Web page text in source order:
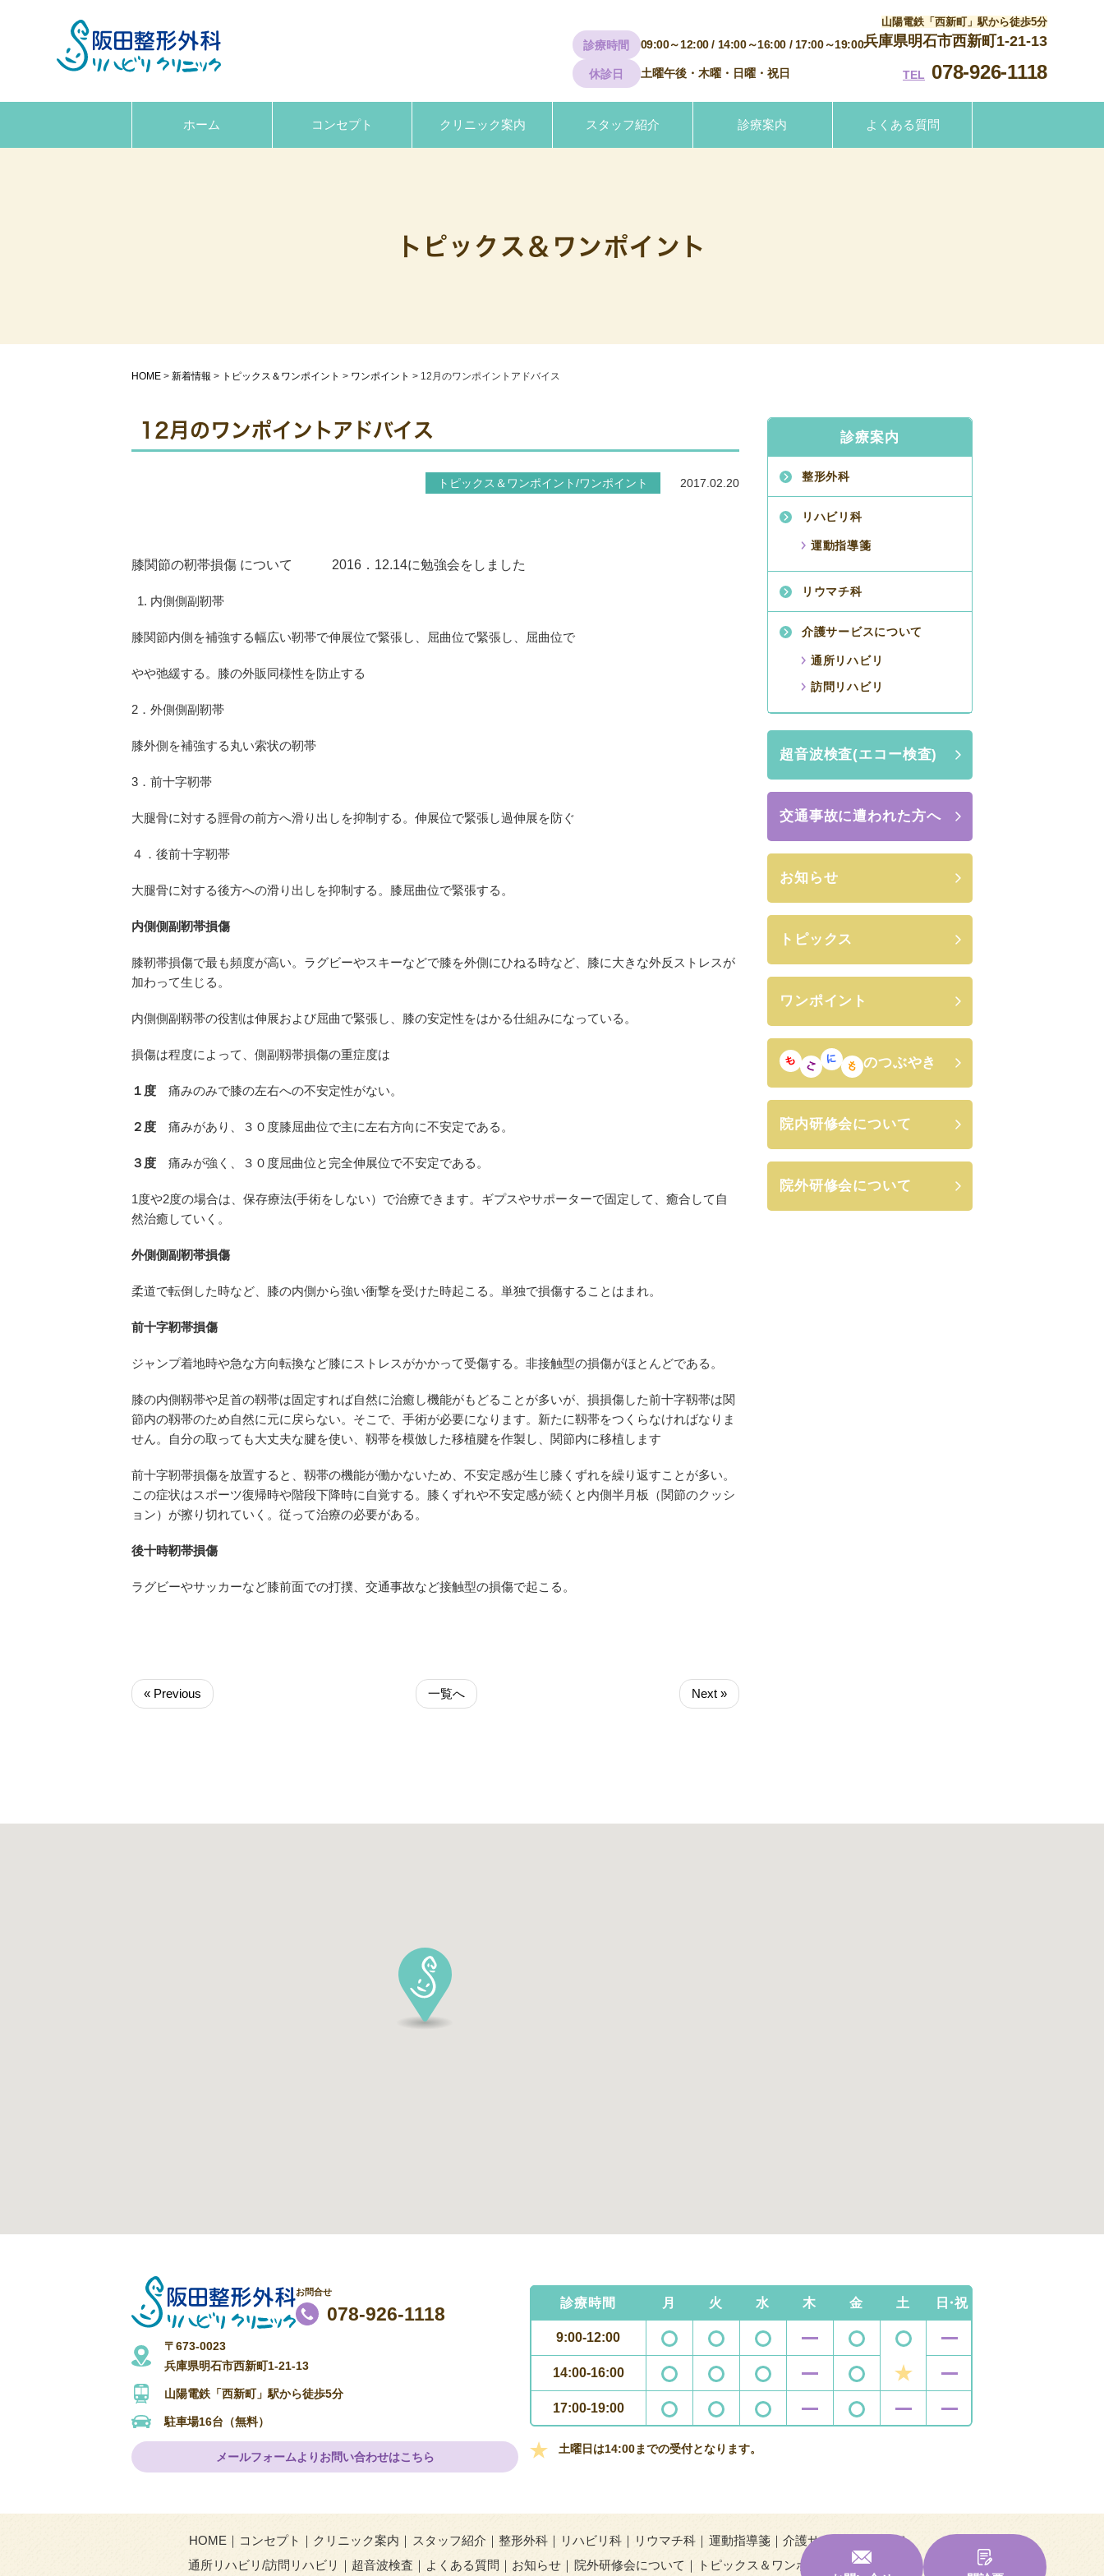
診療時間 09:00～12:00 / 14:00～16:00 / 17:00～19:00
休診日 土曜午後・木曜・日曜・祝日
山陽電鉄「西新町」駅から徒歩5分
兵庫県明石市西新町1-21-13
TEL 078-926-1118
ホーム コンセプト クリニック案内 スタッフ紹介 診療案内 よくある質問
トピックス＆ワンポイント
HOME > 新着情報 > トピックス＆ワンポイント > ワンポイント > 12月のワンポイントアドバイス
12月のワンポイントアドバイス
トピックス＆ワンポイント/ワンポイント 2017.02.20
膝関節の靭帯損傷 について 2016．12.14に勉強会をしました
内側側副靭帯
膝関節内側を補強する幅広い靭帯で伸展位で緊張し、屈曲位で緊張し、屈曲位で
やや弛緩する。膝の外販同様性を防止する
2．外側側副靭帯
膝外側を補強する丸い索状の靭帯
3．前十字靭帯
大腿骨に対する脛骨の前方へ滑り出しを抑制する。伸展位で緊張し過伸展を防ぐ
４．後前十字靭帯
大腿骨に対する後方への滑り出しを抑制する。膝屈曲位で緊張する。
内側側副靭帯損傷
膝靭帯損傷で最も頻度が高い。ラグビーやスキーなどで膝を外側にひねる時など、膝に大きな外反ストレスが
加わって生じる。
内側側副靱帯の役割は伸展および屈曲で緊張し、膝の安定性をはかる仕組みになっている。
損傷は程度によって、側副靱帯損傷の重症度は
１度 痛みのみで膝の左右への不安定性がない。
２度 痛みがあり、３０度膝屈曲位で主に左右方向に不安定である。
３度 痛みが強く、３０度屈曲位と完全伸展位で不安定である。
1度や2度の場合は、保存療法(手術をしない）で治療できます。ギプスやサポーターで固定して、癒合して自
然治癒していく。
外側側副靭帯損傷
柔道で転倒した時など、膝の内側から強い衝撃を受けた時起こる。単独で損傷することはまれ。
前十字靭帯損傷
ジャンプ着地時や急な方向転換など膝にストレスがかかって受傷する。非接触型の損傷がほとんどである。
膝の内側靱帯や足首の靱帯は固定すれば自然に治癒し機能がもどることが多いが、損損傷した前十字靱帯は関
節内の靱帯のため自然に元に戻らない。そこで、手術が必要になります。新たに靱帯をつくらなければなりま
せん。自分の取っても大丈夫な腱を使い、靱帯を模倣した移植腱を作製し、関節内に移植します
前十字靭帯損傷を放置すると、靱帯の機能が働かないため、不安定感が生じ膝くずれを繰り返すことが多い。
この症状はスポーツ復帰時や階段下降時に自覚する。膝くずれや不安定感が続くと内側半月板（関節のクッシ
ョン）が擦り切れていく。従って治療の必要がある。
後十時靭帯損傷
ラグビーやサッカーなど膝前面での打撲、交通事故など接触型の損傷で起こる。
« Previous 一覧へ Next »
診療案内
整形外科
リハビリ科
運動指導箋
リウマチ科
介護サービスについて
通所リハビリ
訪問リハビリ
超音波検査(エコー検査)
交通事故に遭われた方へ
お知らせ
トピックス
ワンポイント
のつぶやき
院内研修会について
院外研修会について
お問合せ
078-926-1118
〒673-0023
兵庫県明石市西新町1-21-13
山陽電鉄「西新町」駅から徒歩5分
駐車場16台（無料）
メールフォームよりお問い合わせはこちら
診療時間 月 火 水 木 金 土 日・祝
9:00-12:00
14:00-16:00
17:00-19:00
土曜日は14:00までの受付となります。
HOME コンセプト クリニック案内 スタッフ紹介 整形外科 リハビリ科 リウマチ科 運動指導箋
介護サービスについて
通所リハビリ/訪問リハビリ
超音波検査 よくある質問 お知らせ 院外研修会について トピックス＆ワンポイント もこにも